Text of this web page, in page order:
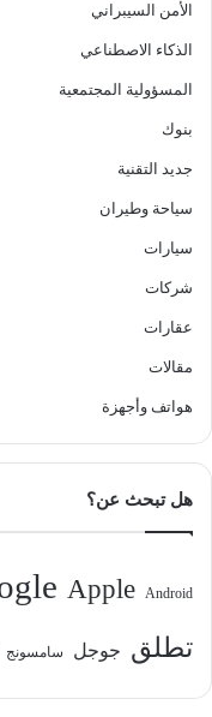
الأمن السيبراني
الذكاء الاصطناعي
المسؤولية المجتمعية
بنوك
جديد التقنية
سياحة وطيران
سيارات
شركات
عقارات
مقالات
هواتف وأجهزة
هل تبحث عن؟
Android
Apple
تطلق جوجل سامسونج